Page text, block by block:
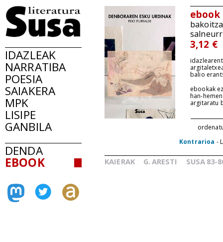
IDAZLEAK
NARRATIBA
POESIA
SAIAKERA
MPK
LISIPE
GANBILA
DENDA
EBOOK
ebook
3,12 €
balio
ebookak
han-
argitaratu
Kontrarioa -
KAIERAK G. ARESTI SUSA 83-